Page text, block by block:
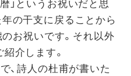
」というお祝いだと思
の干支に戻ることから
のお祝いです。それ以外
介します。
、詩人の杜甫が書いた